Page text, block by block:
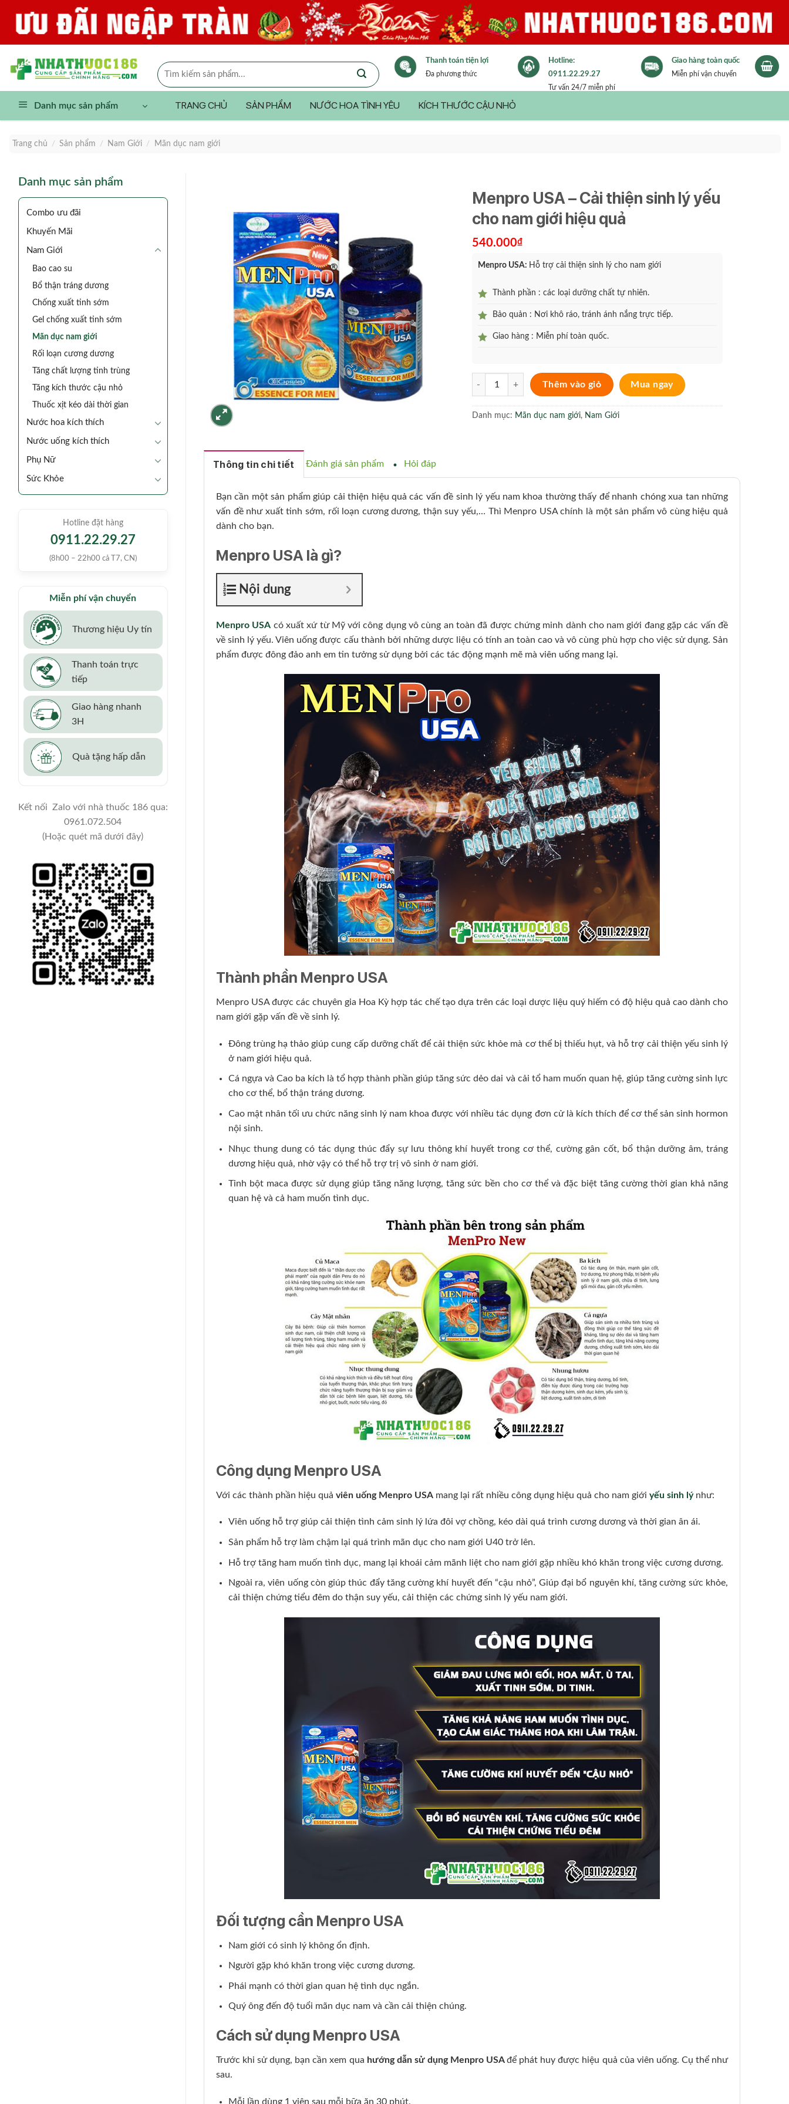
content
Tìm
kiếm:
Thanh toán tiện lợi
Đa phương thức
Hotline:
0911.22.29.27
Tư vấn 24/7 miễn phí
Giao hàng toàn quốc
Miễn phí vận chuyển
Danh mục sản phẩm TRANG CHỦ SẢN PHẨM NƯỚC HOA TÌNH YÊU KÍCH THƯỚC CẬU NHỎ
Trang chủ / Sản phẩm / Nam Giới / Mãn dục nam giới
Danh mục sản phẩm
Combo ưu đãi
Khuyến Mãi
Nam Giới
Bao cao su
Bổ thận tráng dương
Chống xuất tinh sớm
Gel chống xuất tinh sớm
Mãn dục nam giới
Rối loạn cương dương
Tăng chất lượng tinh trùng
Tăng kích thước cậu nhỏ
Thuốc xịt kéo dài thời gian
Nước hoa kích thích
Nước uống kích thích
Phụ Nữ
Sức Khỏe
Hotline đặt hàng
0911.22.29.27
(8h00 – 22h00 cả T7, CN)
Miễn phí vận chuyển
Thương hiệu Uy tín
Thanh toán trực
tiếp
Giao hàng nhanh
3H
Quà tặng hấp dẫn
Kết nối Zalo với nhà thuốc 186 qua:
0961.072.504
(Hoặc quét mã dưới đây)
Menpro USA – Cải thiện sinh lý yếu
cho nam giới hiệu quả
540.000₫
Menpro USA: Hỗ trợ cải thiện sinh lý cho nam giới
Thành phần : các loại dưỡng chất tự nhiên.
Bảo quản : Nơi khô ráo, tránh ánh nắng trực tiếp.
Giao hàng : Miễn phí toàn quốc.
Menpro USA - Cải thiện sinh lý yếu cho nam giới hiệu quả số lượng
Thêm vào giỏ Mua ngay
Danh mục: Mãn dục nam giới, Nam Giới
Thông tin chi tiết Đánh giá sản phẩm Hỏi đáp
Bạn cần một sản phẩm giúp cải thiện hiệu quả các vấn đề sinh lý yếu nam khoa thường thấy để nhanh chóng xua tan những
vấn đề như xuất tinh sớm, rối loạn cương dương, thận suy yếu,… Thì Menpro USA chính là một sản phẩm vô cùng hiệu quả
dành cho bạn.
Menpro USA là gì?
Nội dung
Menpro USA có xuất xứ từ Mỹ với công dụng vô cùng an toàn đã được chứng minh dành cho nam giới đang gặp các vấn đề
về sinh lý yếu. Viên uống được cấu thành bởi những dược liệu có tính an toàn cao và vô cùng phù hợp cho việc sử dụng. Sản
phẩm được đông đảo anh em tin tưởng sử dụng bởi các tác động mạnh mẽ mà viên uống mang lại.
Thành phần Menpro USA
Menpro USA được các chuyên gia Hoa Kỳ hợp tác chế tạo dựa trên các loại dược liệu quý hiếm có độ hiệu quả cao dành cho
nam giới gặp vấn đề về sinh lý.
Đông trùng hạ thảo giúp cung cấp dưỡng chất để cải thiện sức khỏe mà cơ thể bị thiếu hụt, và hỗ trợ cải thiện yếu sinh lý
ở nam giới hiệu quả.
Cá ngựa và Cao ba kích là tổ hợp thành phần giúp tăng sức dẻo dai và cải tổ ham muốn quan hệ, giúp tăng cường sinh lực
cho cơ thể, bổ thận tráng dương.
Cao mật nhân tối ưu chức năng sinh lý nam khoa được với nhiều tác dụng đơn cử là kích thích để cơ thể sản sinh hormon
nội sinh.
Nhục thung dung có tác dụng thúc đẩy sự lưu thông khí huyết trong cơ thể, cường gân cốt, bổ thận dưỡng âm, tráng
dương hiệu quả, nhờ vậy có thể hỗ trợ trị vô sinh ở nam giới.
Tinh bột maca được sử dụng giúp tăng năng lượng, tăng sức bền cho cơ thể và đặc biệt tăng cường thời gian khả năng
quan hệ và cả ham muốn tình dục.
Công dụng Menpro USA
Với các thành phần hiệu quả viên uống Menpro USA mang lại rất nhiều công dụng hiệu quả cho nam giới yếu sinh lýnhư:
Viên uống hỗ trợ giúp cải thiện tình cảm sinh lý lứa đôi vợ chồng, kéo dài quá trình cương dương và thời gian ân ái.
Sản phẩm hỗ trợ làm chậm lại quá trình mãn dục cho nam giới U40 trở lên.
Hỗ trợ tăng ham muốn tình dục, mang lại khoái cảm mãnh liệt cho nam giới gặp nhiều khó khăn trong việc cương dương.
Ngoài ra, viên uống còn giúp thúc đẩy tăng cường khí huyết đến “cậu nhỏ”, Giúp đại bổ nguyên khí, tăng cường sức khỏe,
cải thiện chứng tiểu đêm do thận suy yếu, cải thiện các chứng sinh lý yếu nam giới.
Đối tượng cần Menpro USA
Nam giới có sinh lý không ổn định.
Người gặp khó khăn trong việc cương dương.
Phái mạnh có thời gian quan hệ tình dục ngắn.
Quý ông đến độ tuổi mãn dục nam và cần cải thiện chúng.
Cách sử dụng Menpro USA
Trước khi sử dụng, bạn cần xem qua hướng dẫn sử dụng Menpro USAđể phát huy được hiệu quả của viên uống. Cụ thể như
sau.
Mỗi lần dùng 1 viên sau mỗi bữa ăn 30 phút.